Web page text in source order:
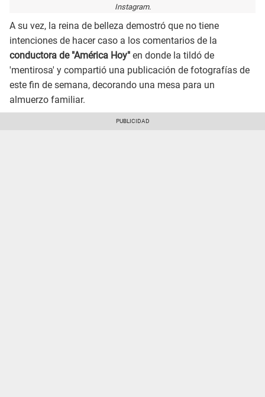
Instagram.
A su vez, la reina de belleza demostró que no tiene
intenciones de hacer caso a los comentarios de la
conductora de "América Hoy" en donde la tildó de
'mentirosa' y compartió una publicación de fotografías de
este fin de semana, decorando una mesa para un
almuerzo familiar.